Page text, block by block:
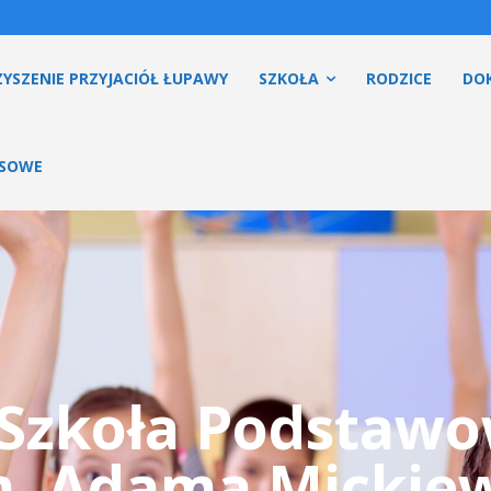
PRZYJACIÓŁ ŁUPAWY SZKOŁA RODZICE